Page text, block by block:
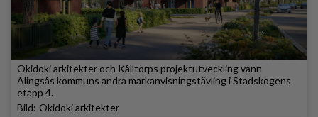
Okidoki arkitekter och Kålltorps projektutveckling vann
Alingsås kommuns andra markanvisningstävling i Stadskogens
etapp 4.
Okidoki arkitekter